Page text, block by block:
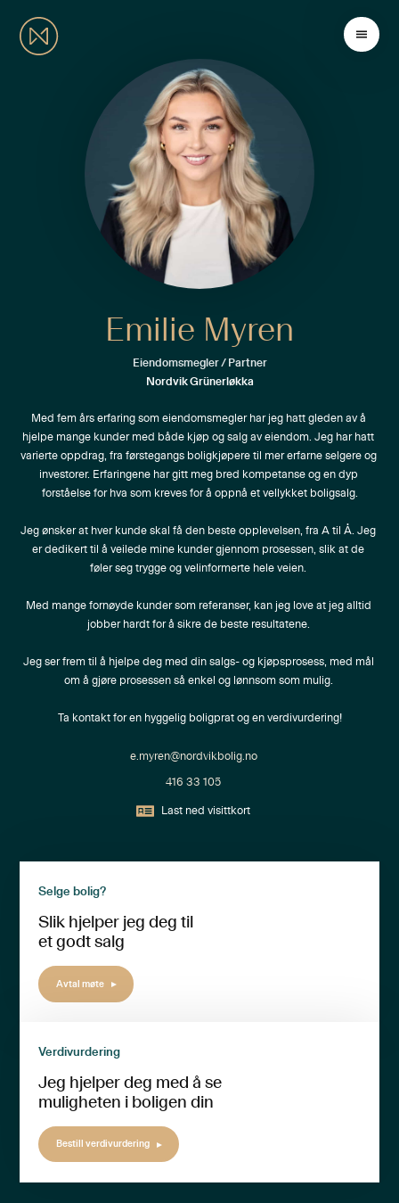
Emilie Myren
Eiendomsmegler / Partner
Nordvik Grünerløkka
Med fem års erfaring som eiendomsmegler har jeg hatt gleden av å
hjelpe mange kunder med både kjøp og salg av eiendom. Jeg har hatt
varierte oppdrag, fra førstegangs boligkjøpere til mer erfarne selgere og
investorer. Erfaringene har gitt meg bred kompetanse og en dyp
forståelse for hva som kreves for å oppnå et vellykket boligsalg.
Jeg ønsker at hver kunde skal få den beste opplevelsen, fra A til Å. Jeg
er dedikert til å veilede mine kunder gjennom prosessen, slik at de
føler seg trygge og velinformerte hele veien.
Med mange fornøyde kunder som referanser, kan jeg love at jeg alltid
jobber hardt for å sikre de beste resultatene.
Jeg ser frem til å hjelpe deg med din salgs- og kjøpsprosess, med mål
om å gjøre prosessen så enkel og lønnsom som mulig.
Ta kontakt for en hyggelig boligprat og en verdivurdering!
e.myren@nordvikbolig.no
416 33 105
Last ned visittkort
Selge bolig?
Slik hjelper jeg deg til
et godt salg
Avtal møte
Verdivurdering
Jeg hjelper deg med å se
muligheten i boligen din
Bestill verdivurdering